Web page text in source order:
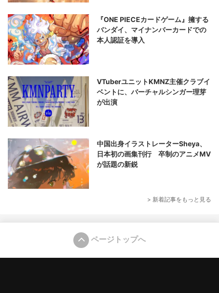
『ONE PIECEカードゲーム』擁する
バンダイ、マイナンバーカードでの
本人認証を導入
VTuberユニットKMNZ主催クラブイ
ベントに、バーチャルシンガー理芽
が出演
中国出身イラストレーターSheya、
日本初の画集刊行 卒制のアニメMV
が話題の新鋭
> 新着記事をもっと見る
ページトップへ